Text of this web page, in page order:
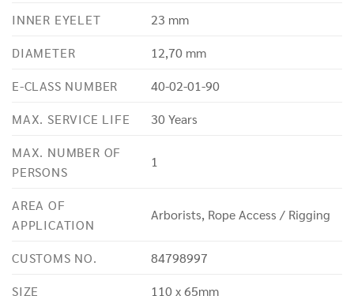
INNER EYELET
23 mm
DIAMETER
12,70 mm
E-CLASS NUMBER
40-02-01-90
MAX. SERVICE LIFE
30 Years
MAX. NUMBER OF
PERSONS
1
AREA OF
APPLICATION
Arborists, Rope Access / Rigging
CUSTOMS NO.
84798997
SIZE
110 x 65mm